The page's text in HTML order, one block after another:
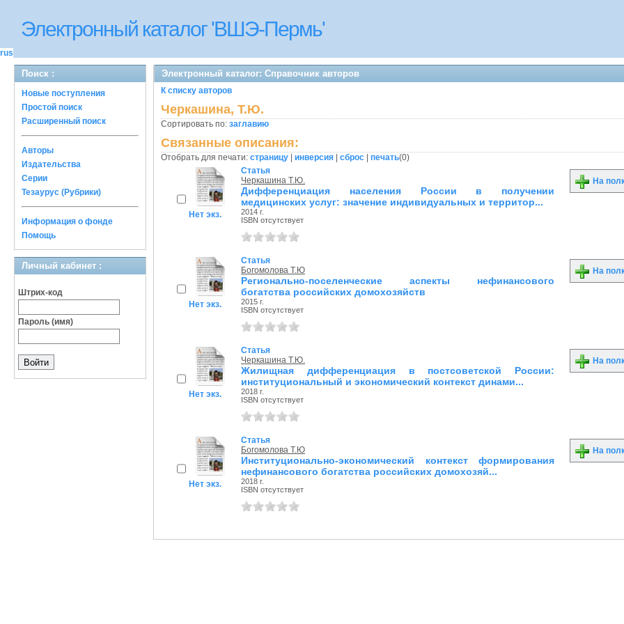
Электронный каталог 'ВШЭ-Пермь'
rus
Поиск :
Новые поступления
Простой поиск
Расширенный поиск
Авторы
Издательства
Серии
Тезаурус (Рубрики)
Информация о фонде
Помощь
Личный кабинет :
Штрих-код
Пароль (имя)
Электронный каталог: Справочник авторов
К списку авторов
Черкашина, Т.Ю.
Сортировать по: заглавию
Связанные описания:
Отобрать для печати: страницу инверсия сброс печать(0)
Нет экз.
Статья
Черкашина Т.Ю.
Дифференциация населения России в получении
медицинских услуг: значение индивидуальных и территор...
2014 г.
ISBN отсутствует
На
Нет экз.
Статья
Богомолова Т.Ю
Регионально-поселенческие аспекты нефинансового
богатства российских домохозяйств
2015 г.
ISBN отсутствует
На
Нет экз.
Статья
Черкашина Т.Ю.
Жилищная дифференциация в постсоветской России:
институциональный и экономический контекст динами...
2018 г.
ISBN отсутствует
На
Нет экз.
Статья
Богомолова Т.Ю
Институционально-экономический контекст формирования
нефинансового богатства российских домохозяй...
2018 г.
ISBN отсутствует
На